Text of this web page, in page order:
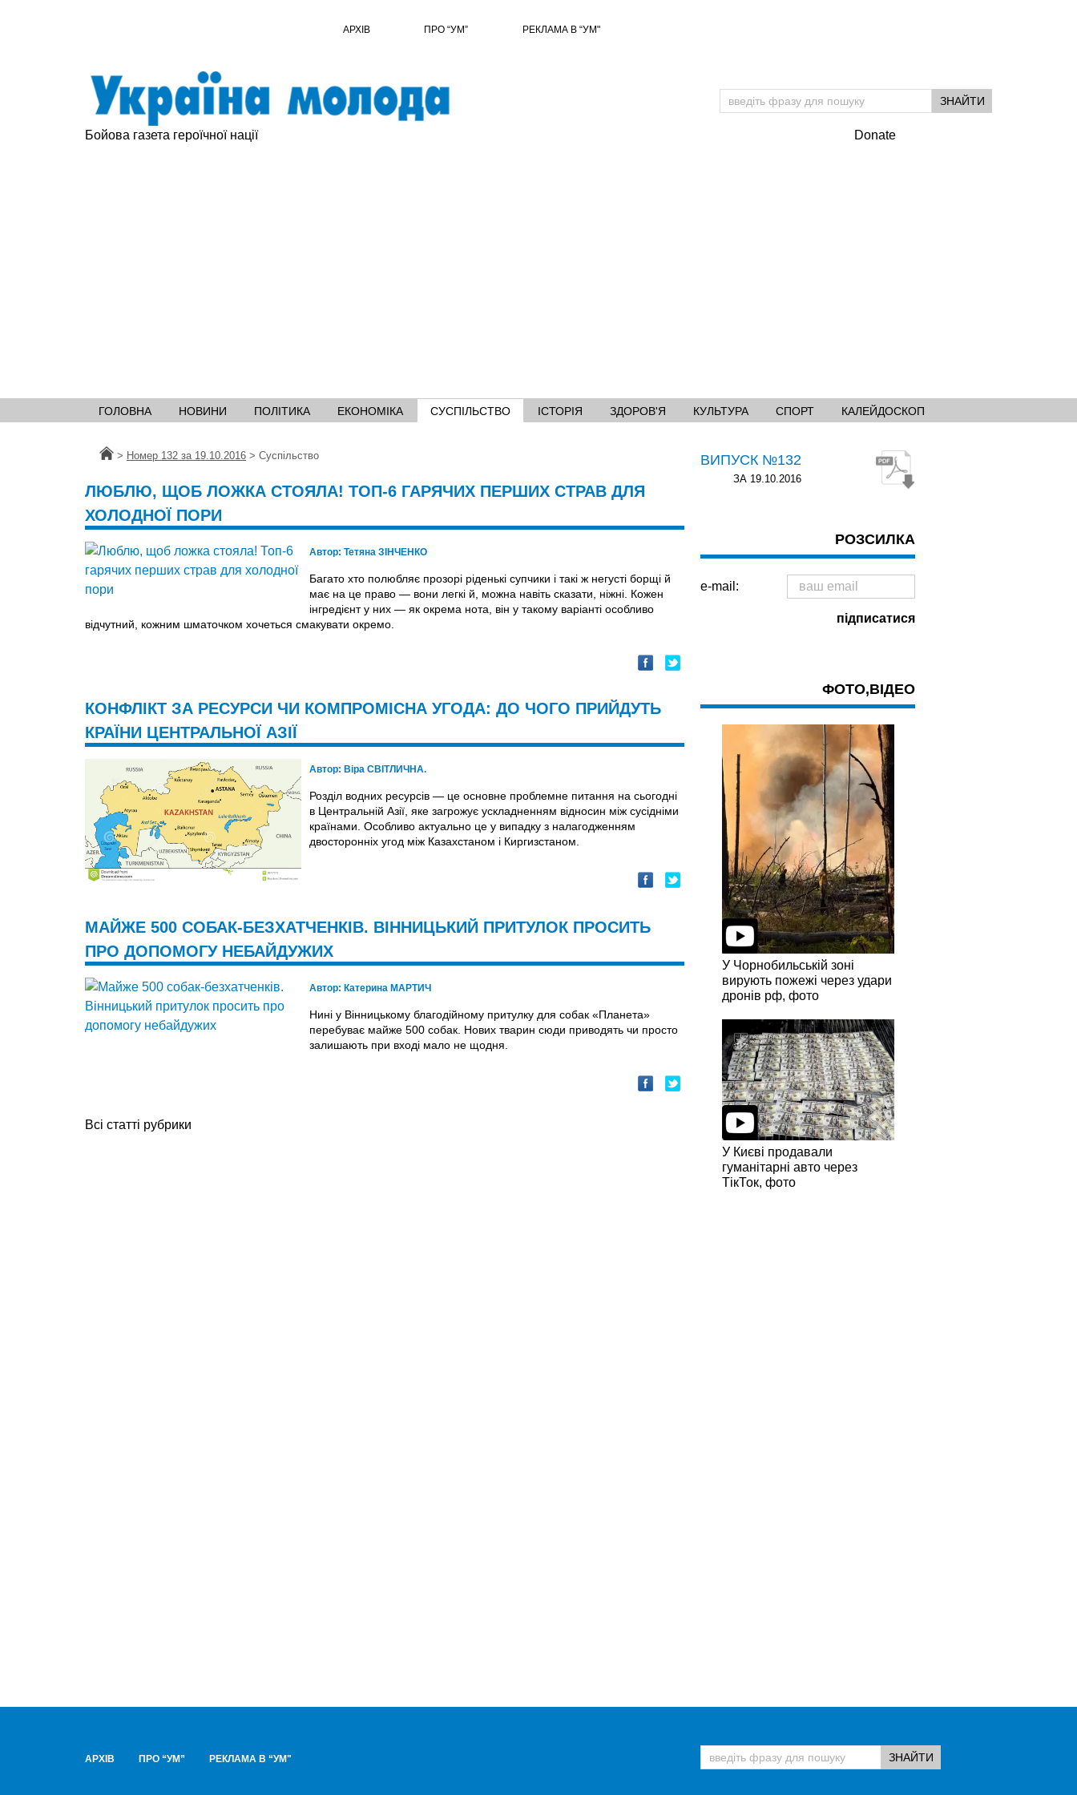
АРХІВ ПРО “УМ” РЕКЛАМА В “УМ"
Бойова газета героїчної нації Donate
ГОЛОВНА НОВИНИ ПОЛІТИКА ЕКОНОМІКА СУСПІЛЬСТВО ІСТОРІЯ ЗДОРОВ'Я КУЛЬТУРА СПОРТ КАЛЕЙДОСКОП
Головна
> Номер 132 за 19.10.2016 > Суспільство
ЛЮБЛЮ, ЩОБ ЛОЖКА СТОЯЛА! ТОП-6 ГАРЯЧИХ ПЕРШИХ СТРАВ ДЛЯ
ХОЛОДНОЇ ПОРИ
Автор: Тетяна ЗІНЧЕНКО
Багато хто полюбляє прозорі ріденькі супчики і такі ж негусті борщі й
має на це право — вони легкі й, можна навіть сказати, ніжні. Кожен
інгредієнт у них — як окрема нота, він у такому варіанті особливо
відчутний, кожним шматочком хочеться смакувати окремо.
КОНФЛІКТ ЗА РЕСУРСИ ЧИ КОМПРОМІСНА УГОДА: ДО ЧОГО ПРИЙДУТЬ
КРАЇНИ ЦЕНТРАЛЬНОЇ АЗІЇ
Автор: Віра СВІТЛИЧНА.
Розділ водних ресурсів — це основне проблемне питання на сьогодні
в Центральній Азії, яке загрожує ускладненням відносин між сусідніми
країнами. Особливо актуально це у випадку з налагодженням
двосторонніх угод між Казахстаном і Киргизстаном.
МАЙЖЕ 500 СОБАК-БЕЗХАТЧЕНКІВ. ВІННИЦЬКИЙ ПРИТУЛОК ПРОСИТЬ
ПРО ДОПОМОГУ НЕБАЙДУЖИХ
Автор: Катерина МАРТИЧ
Нині у Вінницькому благодійному притулку для собак «Планета»
перебуває майже 500 собак. Нових тварин сюди приводять чи просто
залишають при вході мало не щодня.
Всі статті рубрики
ВИПУСК №132
ЗА 19.10.2016
РОЗСИЛКА
e-mail:
ФОТО,ВІДЕО
У Чорнобильській зоні
вирують пожежі через удари
дронів рф, фото
У Києві продавали
гуманітарні авто через
ТікТок, фото
АРХІВ ПРО “УМ” РЕКЛАМА В “УМ"